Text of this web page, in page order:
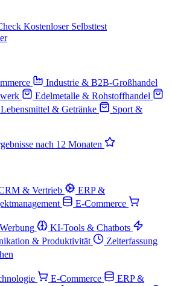
Kostenloser Selbsttest
Industrie & B2B-Großhandel
Edelmetalle & Rohstoffhandel
Lebensmittel & Getränke
Sport &
nach 12 Monaten
& Vertrieb
ERP &
E-Commerce
KI-Tools & Chatbots
& Produktivität
Zeiterfassung
E-Commerce
ERP &